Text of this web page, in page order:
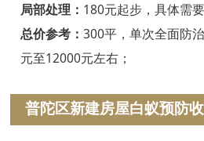
新昌白蚁防治
金华白蚁防治
义乌白蚁防治
局部处理： 180元起步，具体需
总价参考： 300平，单次全面防
元至12000元左右；
普陀区新建房屋白蚁预防